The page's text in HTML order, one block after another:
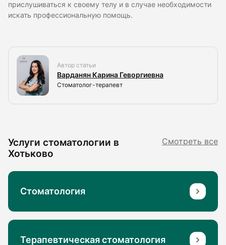
прислушиваться к своему телу и в случае необходимости
искать профессиональную помощь.
Автор статьи
Варданян Карина Геворгиевна
Стоматолог-терапевт
Услуги стоматологии в
Хотьково
Смотреть все
Стоматология
Терапевтическая стоматология